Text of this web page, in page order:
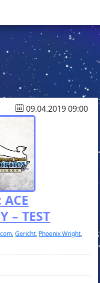
09.04.2019 09:00
– TEST
,Gericht, Phoenix Wright,